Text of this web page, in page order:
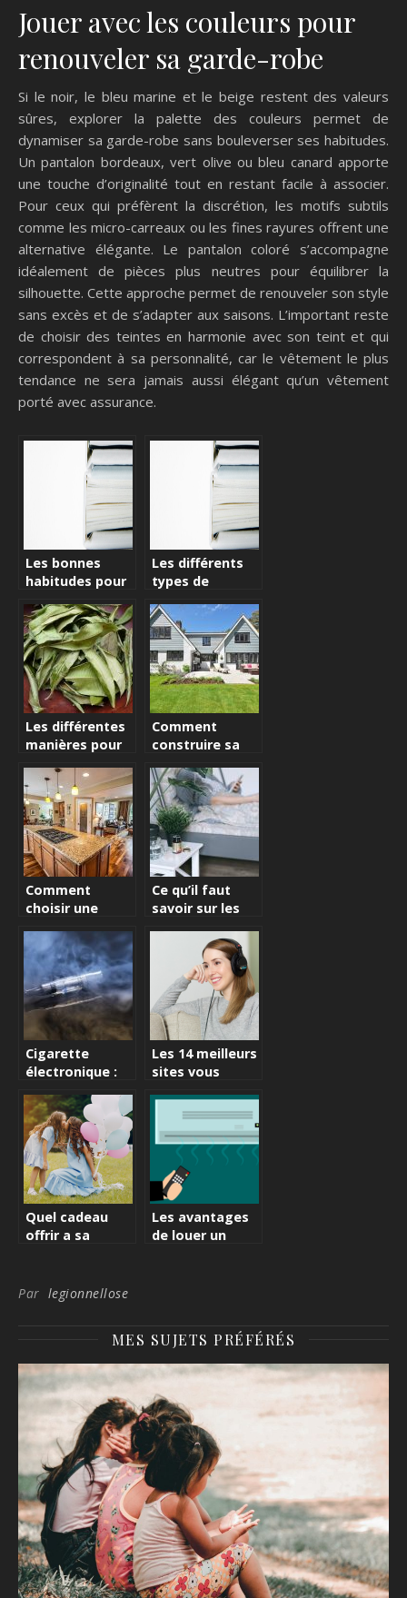
Jouer avec les couleurs pour
renouveler sa garde-robe
Si le noir, le bleu marine et le beige restent des valeurs
sûres, explorer la palette des couleurs permet de
dynamiser sa garde-robe sans bouleverser ses habitudes.
Un pantalon bordeaux, vert olive ou bleu canard apporte
une touche d’originalité tout en restant facile à associer.
Pour ceux qui préfèrent la discrétion, les motifs subtils
comme les micro-carreaux ou les fines rayures offrent une
alternative élégante. Le pantalon coloré s’accompagne
idéalement de pièces plus neutres pour équilibrer la
silhouette. Cette approche permet de renouveler son style
sans excès et de s’adapter aux saisons. L’important reste
de choisir des teintes en harmonie avec son teint et qui
correspondent à sa personnalité, car le vêtement le plus
tendance ne sera jamais aussi élégant qu’un vêtement
porté avec assurance.
Les bonnes
habitudes pour
Les différents
types de
leurs critères de
sélection!
Les différentes
manières pour
Comment
construire sa
fonction des
enfants?
Comment
choisir une
son bien-être ?
Ce qu’il faut
savoir sur les
anticancéreux
Cigarette
électronique :
considérables
de ce dispositif
Les 14 meilleurs
sites vous
profiter
de la musique
sur telephone
en 2021
Quel cadeau
offrir a sa
?
Les avantages
de louer un
Par legionnellose
MES SUJETS PRÉFÉRÉS